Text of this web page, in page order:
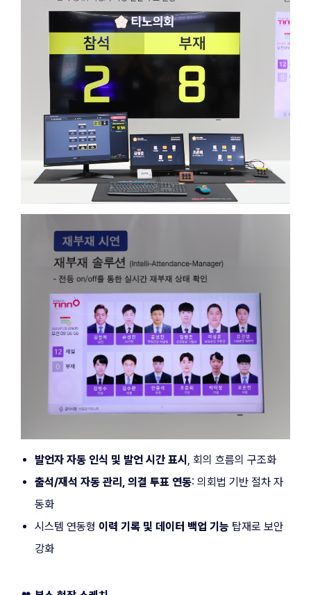
발언자 자동 인식 및 발언 시간 표시 , 회의 흐름의 구조화
출석/재석 자동 관리, 의결 투표 연동: 의회법 기반 절차 자
동화
시스템 연동형 이력 기록 및 데이터 백업 기능 탑재로 보안
강화